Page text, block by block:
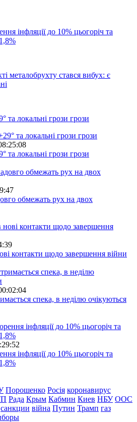
інфляції до 10% цьогоріч та
металобрухту стався вибух: є
та локальні грози грози
та локальні грози грози
обмежать рух на двох
контакти щодо завершення війни
спека, в неділю очікуються
інфляції до 10% цьогоріч та
Порошенко Росія коронавирус
Рада Крым Кабмин Киев НБУ ООС
санкции війна Путин Трамп газ